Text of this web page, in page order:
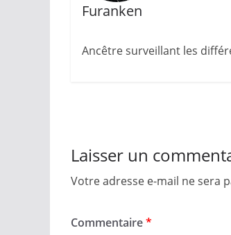
Furanken
Ancêtre surveillant les
Laisser un
Votre adresse e-mail ne sera
Commentaire*